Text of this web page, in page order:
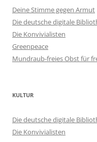
Deine Stimme gegen Armut
Die deutsche digitale
Die Konvivialisten
Greenpeace
Mundraub-freies Obst für
KULTUR
Die deutsche digitale
Die Konvivialisten